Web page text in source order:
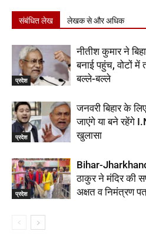
संबंधित लेख लेखक से और अधिक
प्रदेश
नीतीश कुमार ने
बनाई पहुंच, वोटों में
बल्ले-बल्ले
प्रदेश
जनवरी बिहार के
जाएंगे या बने रहेंगे
खुलासा
प्रदेश
Bihar-
ठाकुर ने मंदिर की
अक्षत व निमंत्रण